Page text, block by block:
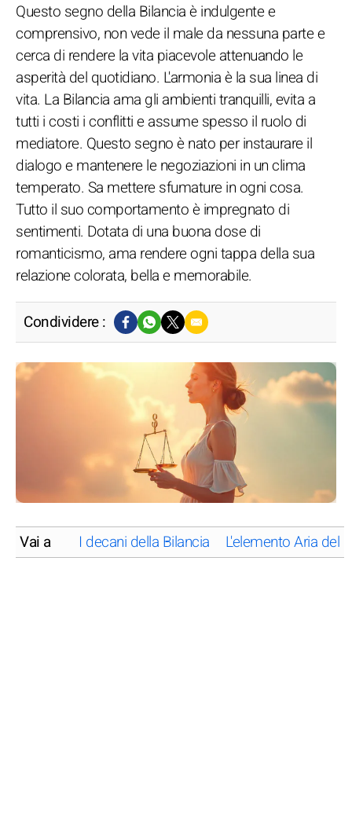
Questo segno della Bilancia è indulgente e
comprensivo, non vede il male da nessuna parte e
cerca di rendere la vita piacevole attenuando le
asperità del quotidiano. L'armonia è la sua linea di
vita. La Bilancia ama gli ambienti tranquilli, evita a
tutti i costi i conflitti e assume spesso il ruolo di
mediatore. Questo segno è nato per instaurare il
dialogo e mantenere le negoziazioni in un clima
temperato. Sa mettere sfumature in ogni cosa.
Tutto il suo comportamento è impregnato di
sentimenti. Dotata di una buona dose di
romanticismo, ama rendere ogni tappa della sua
relazione colorata, bella e memorabile.
Condividere :
Vai a I decani della Bilancia L'elemento Aria